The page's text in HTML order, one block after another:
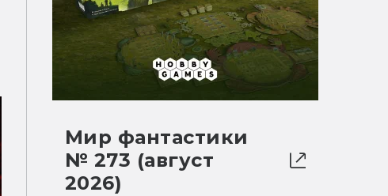
Мир фантастики
№ 273 (август
2026)